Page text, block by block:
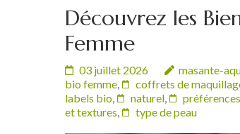
Découvrez les
Femme
03 juillet 2026 masante-
bio femme, coffrets de
labels bio, naturel,
et textures, type de peau